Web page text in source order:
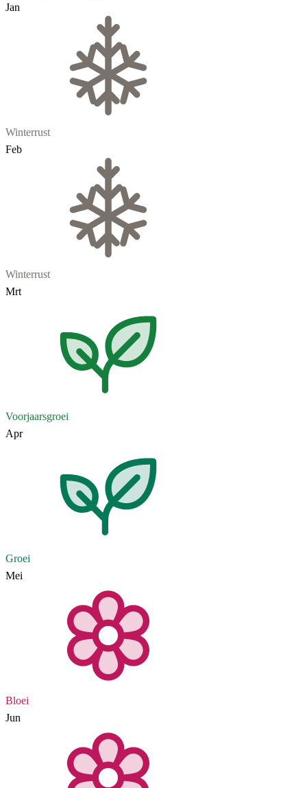
Jan
Winterrust
Feb
Winterrust
Mrt
Voorjaarsgroei
Apr
Groei
Mei
Bloei
Jun